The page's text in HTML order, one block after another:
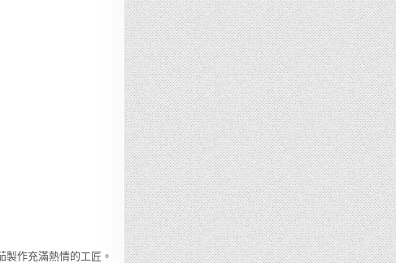
作充滿熱情的工匠。